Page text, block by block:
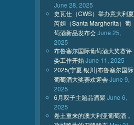
June 28, 2025
史瓦仕（CWS）举办意大利夏
芮妲（Santa Margherita）葡
萄酒新品发布会June 25,
2025
布鲁塞尔国际葡萄酒大奖赛评
委工作开始June 11, 2025
2025(宁夏.银川)布鲁塞尔国际
葡萄酒大奖赛欢迎会June 9,
2025
6月双子主题品酒聚 June 6,
2025
卷土重来的澳大利亚葡萄酒，